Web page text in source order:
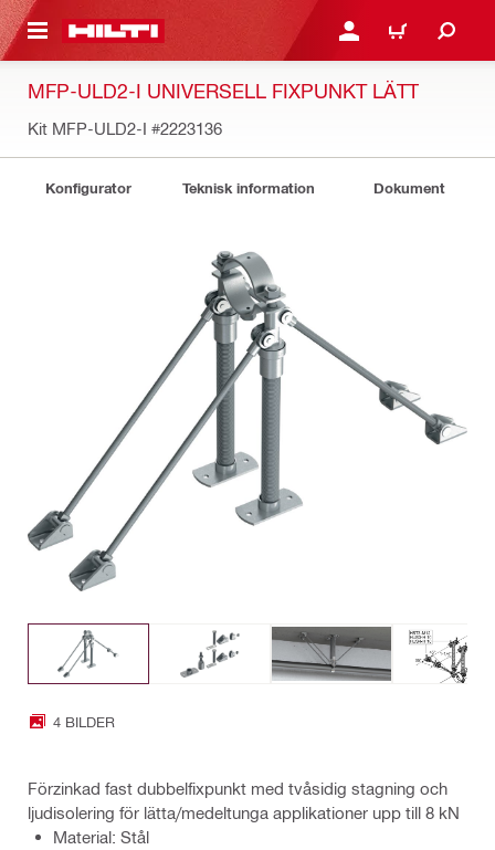
GÅ TILL HUVUDSIDAN LOGGA IN ELLER
VARUKORG
MFP-ULD2-I UNIVERSELL FIXPUNKT LÄTT
Kit MFP-ULD2-I #2223136
Konfigurator Teknisk information Dokument
4 BILDER
Förzinkad fast dubbelfixpunkt med tvåsidig stagning och
ljudisolering för lätta/medeltunga applikationer upp till 8 kN
Material: Stål